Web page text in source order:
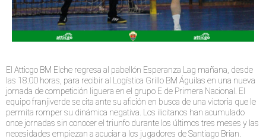
El Atticgo BM Elche regresa al pabellón Esperanza Lag mañana, desde
las 18:00 horas, para recibir al Logística Grillo BM Águilas en una nueva
jornada de competición liguera en el grupo E de Primera Nacional. El
equipo franjiverde se cita ante su afición en busca de una victoria que le
permita romper su dinámica negativa. Los ilicitanos han acumulado
once jornadas sin conocer el triunfo durante los últimos tres meses y las
necesidades empiezan a acuciar a los jugadores de Santiago Brian.